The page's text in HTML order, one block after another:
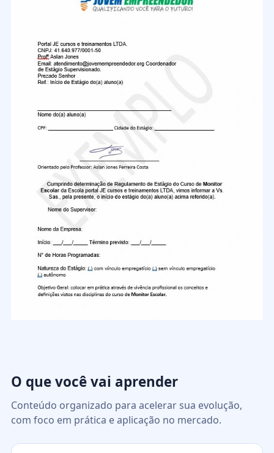
O que você vai aprender
Conteúdo organizado para acelerar sua evolução,
com foco em prática e aplicação no mercado.